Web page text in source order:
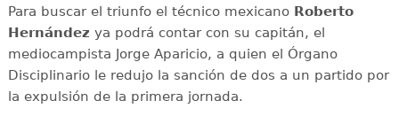
Para buscar el triunfo el técnico mexicano Roberto
Hernández ya podrá contar con su capitán, el
mediocampista Jorge Aparicio, a quien el Órgano
Disciplinario le redujo la sanción de dos a un partido por
la expulsión de la primera jornada.